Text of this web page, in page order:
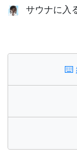
🧖🏿‍♀️ サウナに入
⌨️